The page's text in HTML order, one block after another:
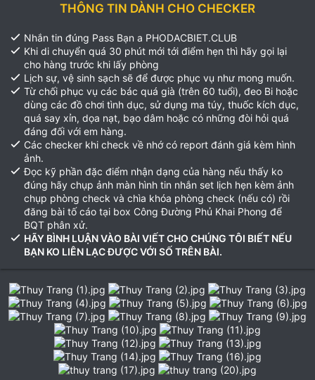
THÔNG TIN DÀNH CHO CHECKER
Nhắn tin đúng Pass Bạn a PHODACBIET.CLUB
Khi di chuyển quá 30 phút mới tới điểm hẹn thì hãy gọi lại
cho hàng trước khi lấy phòng
Lịch sự, vệ sinh sạch sẽ để được phục vụ như mong muốn.
Từ chối phục vụ các bác quá già (trên 60 tuổi), đeo Bi hoặc
dùng các đồ chơi tình dục, sử dụng ma túy, thuốc kích dục,
quá say xỉn, dọa nạt, bạo dâm hoặc có những đòi hỏi quá
đáng đối với em hàng.
Các checker khi check về nhớ có report đánh giá kèm hình
ảnh.
Đọc kỹ phần đặc điểm nhận dạng của hàng nếu thấy ko
đúng hãy chụp ảnh màn hình tin nhắn set lịch hẹn kèm ảnh
chụp phòng check và chìa khóa phòng check (nếu có) rồi
đăng bài tố cáo tại box Công Đường Phủ Khai Phong để
BQT phân xử.
HÃY BÌNH LUẬN VÀO BÀI VIẾT CHO CHÚNG TÔI BIẾT NẾU
BẠN KO LIÊN LẠC ĐƯỢC VỚI SỐ TRÊN BÀI.